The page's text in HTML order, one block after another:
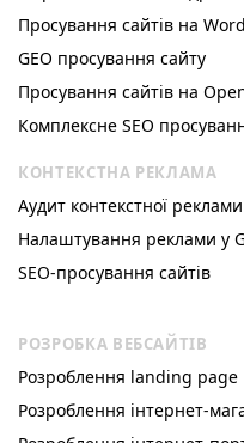
Просування сайтів на
GEO просування сайту
Просування сайтів на
Комплексне SEO
КОНТЕКСТНА РЕКЛАМА
Аудит контекстної
Налаштування реклами у
SEO-просування сайтів
РОЗРОБКА ВЕБСАЙТІВ
Розроблення landing page
Розроблення інтернет-